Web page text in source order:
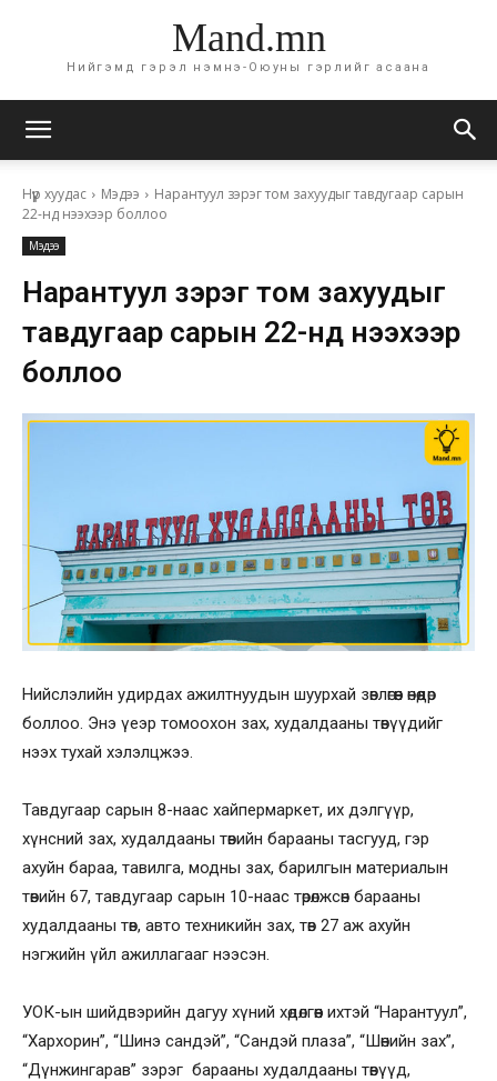
Mand.mn
Нийгэмд гэрэл нэмнэ-Оюуны гэрлийг асаана
Нүүр хуудас Мэдээ
Нарантуул зэрэг том захуудыг тавдугаар сарын
22-нд нээхээр боллоо
Мэдээ
Нарантуул зэрэг том захуудыг
тавдугаар сарын 22-нд нээхээр
боллоо
Нийслэлийн удирдах ажилтнуудын шуурхай зөвлөгөөн өнөөдөр
боллоо. Энэ үеэр томоохон зах, худалдааны төвүүдийг
нээх тухай хэлэлцжээ.
Тавдугаар сарын 8-наас хайпермаркет, их дэлгүүр,
хүнсний зах, худалдааны төвийн барааны тасгууд, гэр
ахуйн бараа, тавилга, модны зах, барилгын материалын
төвийн 67, тавдугаар сарын 10-наас төрөлжсөн барааны
худалдааны төв, авто техникийн зах, төв 27 аж ахуйн
нэгжийн үйл ажиллагааг нээсэн.
УОК-ын шийдвэрийн дагуу хүний хөдөлгөөн ихтэй “Нарантуул”,
“Хархорин”, “Шинэ сандэй”, “Сандэй плаза”, “Шөнийн зах”,
“Дүнжингарав” зэрэг барааны худалдааны төвүүд,